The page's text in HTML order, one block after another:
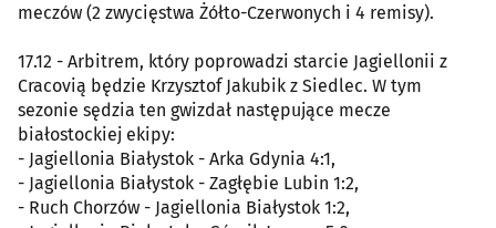
meczów (2 zwycięstwa Żółto-Czerwonych i 4 remisy).
17.12 - Arbitrem, który poprowadzi starcie Jagiellonii z
Cracovią będzie Krzysztof Jakubik z Siedlec. W tym
sezonie sędzia ten gwizdał następujące mecze
białostockiej ekipy:
- Jagiellonia Białystok - Arka Gdynia 4:1,
- Jagiellonia Białystok - Zagłębie Lubin 1:2,
- Ruch Chorzów - Jagiellonia Białystok 1:2,